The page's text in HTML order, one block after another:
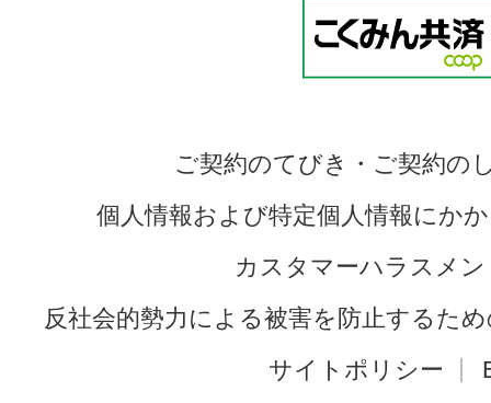
ご契約のてびき・ご契約の
個人情報および特定個人情報にか
カスタマーハラスメ
反社会的勢力による被害を防止するた
サイトポリシー